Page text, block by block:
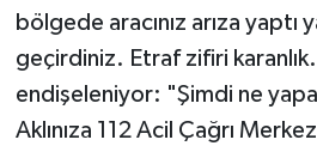
bölgede aracınız arıza yaptı
geçirdiniz. Etraf zifiri
endişeleniyor: "Şimdi ne
Aklınıza 112 Acil Çağrı